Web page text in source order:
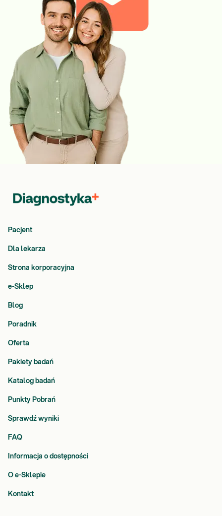
Pacjent
Dla lekarza
Strona korporacyjna
e-Sklep
Blog
Poradnik
Oferta
Pakiety badań
Katalog badań
Punkty Pobrań
Sprawdź wyniki
FAQ
Informacja o dostępności
O e-Sklepie
Kontakt